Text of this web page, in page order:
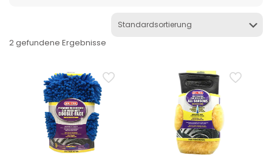
Autoreinigung & -pflege
Auto-Applikator
Auto-Eimer & Behälter
Auto-Glasreinigungszubehör
Auto-Reinigungszubehör
Auto-Tücher & Schwämme
Autobürste
2 gefundene Ergebnisse